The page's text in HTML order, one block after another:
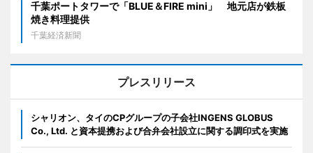
千葉ポートタワーで「BLUE＆FIRE mini」 地元店が鉄板
焼き料理提供
千葉経済新聞
プレスリリース
シャリオン、タイのCPグループの子会社INGENS GLOBUS
Co., Ltd. と資本提携および合弁会社設立に関する調印式を実施